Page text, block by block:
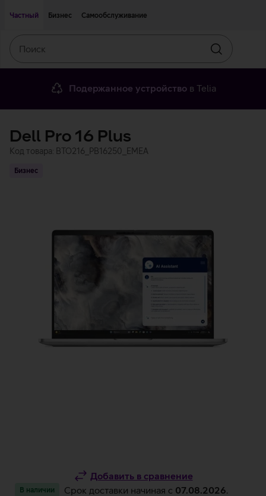
Частный
Бизнес Самообслуживание
Искать
Подержанное устройство в Telia
Dell Pro 16 Plus
Код товара: BTO216_PB16250_EMEA
Бизнес
Добавить в сравнение
В наличии Срок доставки начиная c 07.08.2026